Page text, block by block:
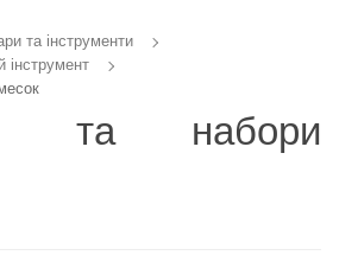
та інструменти
інструмент
та набори